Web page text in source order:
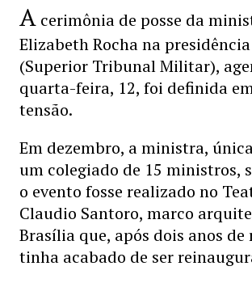
A cerimônia de posse da
Elizabeth Rocha na
(Superior Tribunal Militar),
quarta-feira, 12, foi definida
tensão.
Em dezembro, a ministra,
um colegiado de 15 ministros,
o evento fosse realizado no
Claudio Santoro, marco
Brasília que, após dois anos de
tinha acabado de ser